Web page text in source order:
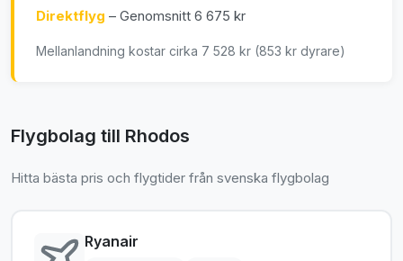
Direktflyg – Genomsnitt 6 675 kr
Mellanlandning kostar cirka 7 528 kr (853 kr dyrare)
Flygbolag till Rhodos
Hitta bästa pris och flygtider från svenska flygbolag
Ryanair